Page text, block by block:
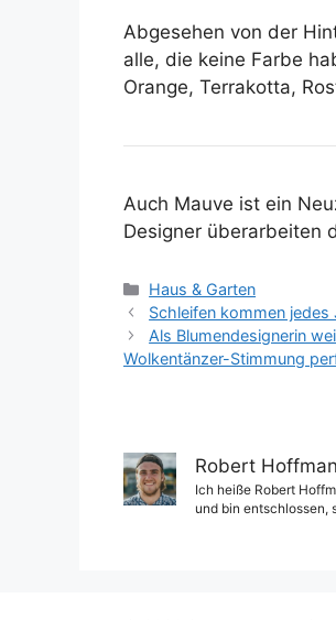
Abgesehen von der
alle, die keine Farbe
Orange, Terrakotta,
Auch Mauve ist ein
Designer überarbeiten
Kategorien
Haus & Garten
Schleifen kommen
Als Blumendesignerin
Wolkentänzer-Stimmung
Robert
Ich heiße Robert
und bin entschlossen,